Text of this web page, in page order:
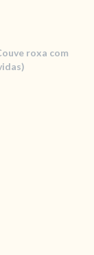
roxa com